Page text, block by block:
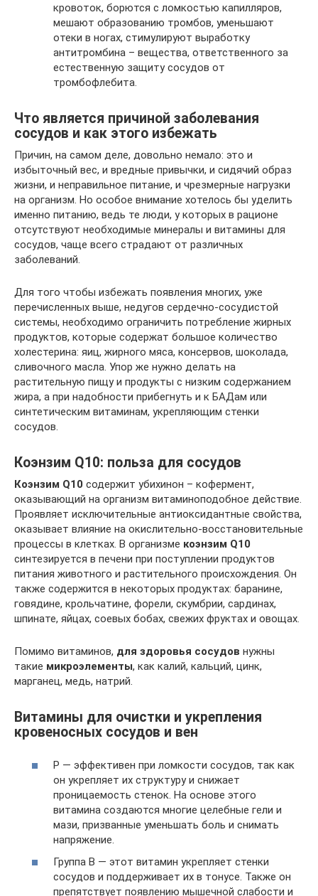
кровоток, борются с ломкостью капилляров,
мешают образованию тромбов, уменьшают
отеки в ногах, стимулируют выработку
антитромбина – вещества, ответственного за
естественную защиту сосудов от
тромбофлебита.
Что является причиной заболевания
сосудов и как этого избежать
Причин, на самом деле, довольно немало: это и
избыточный вес, и вредные привычки, и сидячий образ
жизни, и неправильное питание, и чрезмерные нагрузки
на организм. Но особое внимание хотелось бы уделить
именно питанию, ведь те люди, у которых в рационе
отсутствуют необходимые минералы и витамины для
сосудов, чаще всего страдают от различных
заболеваний.
Для того чтобы избежать появления многих, уже
перечисленных выше, недугов сердечно-сосудистой
системы, необходимо ограничить потребление жирных
продуктов, которые содержат большое количество
холестерина: яиц, жирного мяса, консервов, шоколада,
сливочного масла. Упор же нужно делать на
растительную пищу и продукты с низким содержанием
жира, а при надобности прибегнуть и к БАДам или
синтетическим витаминам, укрепляющим стенки
сосудов.
Коэнзим Q10: польза для сосудов
Коэнзим Q10 содержит убихинон – кофермент,
оказывающий на организм витаминоподобное действие.
Проявляет исключительные антиоксидантные свойства,
оказывает влияние на окислительно-восстановительные
процессы в клетках. В организме коэнзим Q10
синтезируется в печени при поступлении продуктов
питания животного и растительного происхождения. Он
также содержится в некоторых продуктах: баранине,
говядине, крольчатине, форели, скумбрии, сардинах,
шпинате, яйцах, соевых бобах, свежих фруктах и овощах.
Помимо витаминов, для здоровья сосудов нужны
такие микроэлементы, как калий, кальций, цинк,
марганец, медь, натрий.
Витамины для очистки и укрепления
кровеносных сосудов и вен
P — эффективен при ломкости сосудов, так как
он укрепляет их структуру и снижает
проницаемость стенок. На основе этого
витамина создаются многие целебные гели и
мази, призванные уменьшать боль и снимать
напряжение.
Группа B — этот витамин укрепляет стенки
сосудов и поддерживает их в тонусе. Также он
препятствует появлению мышечной слабости и